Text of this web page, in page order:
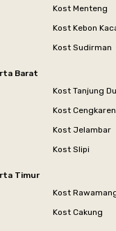
Kost Menteng
Kost Kebon
Kost Sudirman
Barat
Kost Tanjung
Kost
Kost Jelambar
Kost Slipi
Timur
Kost
Kost Cakung